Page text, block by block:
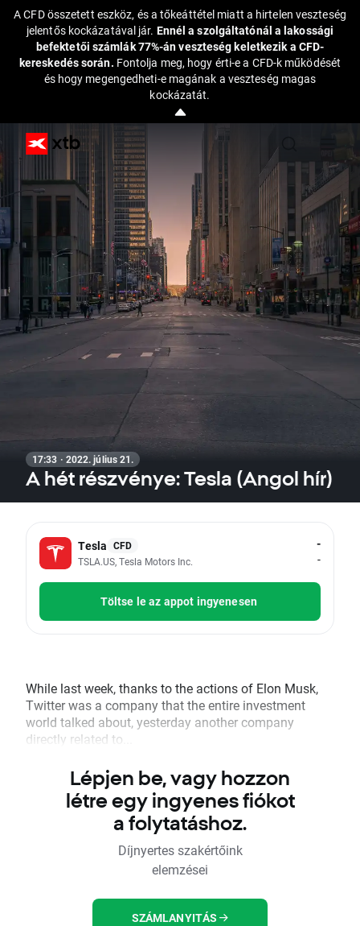
A CFD összetett eszköz, és a tőkeáttétel miatt a hirtelen veszteség
jelentős kockázatával jár. Ennél a szolgáltatónál a lakossági
befektetői számlák 77%-án veszteség keletkezik a CFD-
kereskedés során. Fontolja meg, hogy érti-e a CFD-k működését
és hogy megengedheti-e magának a veszteség magas
kockázatát.
17:33 · 2022. július 21.
A hét részvénye: Tesla (Angol hír)
Tesla CFD
TSLA.US, Tesla Motors Inc.
-
-
Töltse le az appot ingyenesen
While last week, thanks to the actions of Elon Musk,
Twitter was a company that the entire investment
world talked about, yesterday another company
directly related to...
Lépjen be, vagy hozzon
létre egy ingyenes fiókot
a folytatáshoz.
Díjnyertes szakértőink
elemzései
SZÁMLANYITÁS